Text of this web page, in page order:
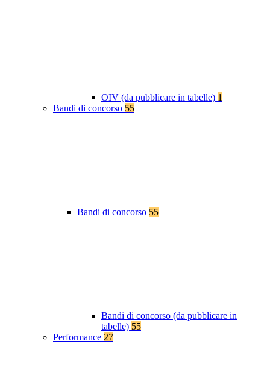
OIV (da pubblicare in tabelle) 1
Bandi di concorso 55
Bandi di concorso 55
Bandi di concorso (da pubblicare in
tabelle) 55
Performance 27